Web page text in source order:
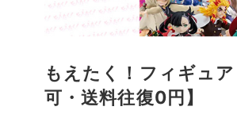
もえたく！フィギュ
可・送料往復0円】